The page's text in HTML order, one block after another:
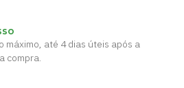
máximo, até 4 dias úteis após a
compra.